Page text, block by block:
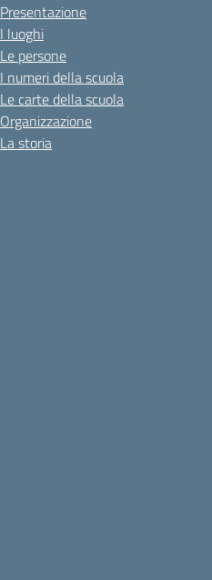
Presentazione
I luoghi
Le persone
I numeri della scuola
Le carte della scuola
Organizzazione
La storia